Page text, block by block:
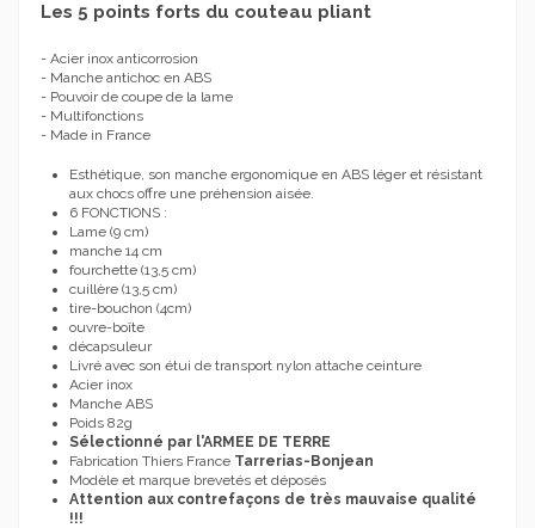
Les 5 points forts du couteau pliant
- Acier inox anticorrosion
- Manche antichoc en ABS
- Pouvoir de coupe de la lame
- Multifonctions
- Made in France
Esthétique, son manche ergonomique en ABS léger et résistant
aux chocs offre une préhension aisée.
6 FONCTIONS :
Lame (9 cm)
manche 14 cm
fourchette (13,5 cm)
cuillère (13,5 cm)
tire-bouchon (4cm)
ouvre-boîte
décapsuleur
Livré avec son étui de transport nylon attache ceinture
Acier inox
Manche ABS
Poids 82g
Sélectionné par l'ARMEE DE TERRE
Fabrication Thiers France Tarrerias-Bonjean
Modèle et marque brevetés et déposés
Attention aux contrefaçons de très mauvaise qualité
!!!